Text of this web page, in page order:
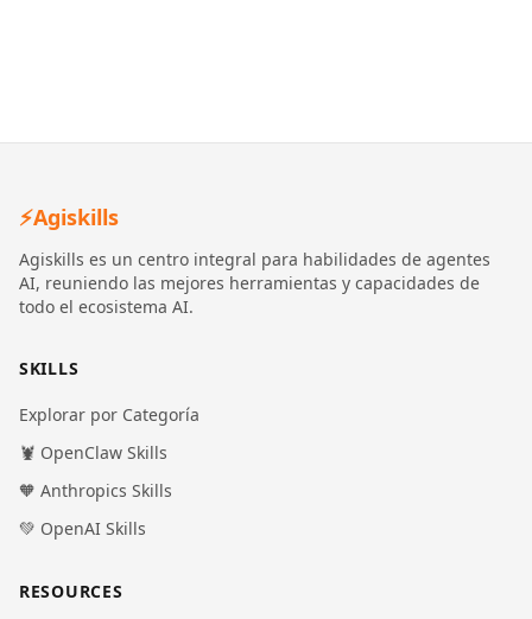
⚡Agiskills
Agiskills es un centro integral para habilidades de agentes
AI, reuniendo las mejores herramientas y capacidades de
todo el ecosistema AI.
SKILLS
Explorar por Categoría
🦞 OpenClaw Skills
🧡 Anthropics Skills
💚 OpenAI Skills
RESOURCES